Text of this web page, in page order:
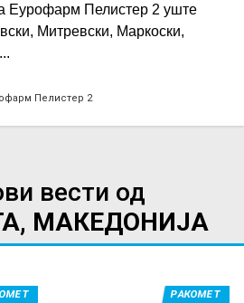
Еурофарм Пелистер 2 уште
Митревски, Маркоски,
Пелистер 2
вести од
МАКЕДОНИЈА
РАКОМЕТ